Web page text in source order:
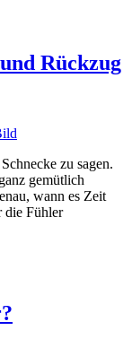
Rückzug
zu sagen.
gemütlich
wann es Zeit
die Fühler